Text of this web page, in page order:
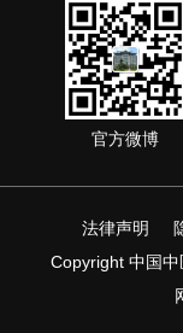
官方微博
法律声明
Copyright 中国中